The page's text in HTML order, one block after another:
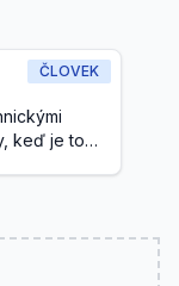
ČLOVEK
keď je to